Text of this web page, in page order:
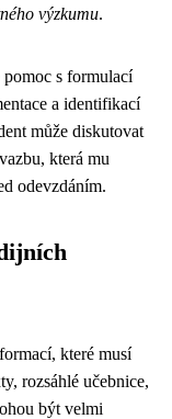
výzkumu.
s formulací
a identifikací
může diskutovat
která mu
odevzdáním.
které musí
rozsáhlé učebnice,
být velmi